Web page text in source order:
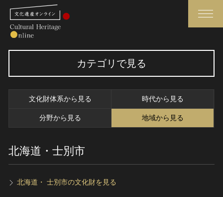
さらに詳細検索
トップ
作品一覧
カテゴリで見る
博物館、美術館の皆さまへ
カテゴリで見る
文化財体系から見る 時代から見る
分野から見る 地域から見る
北海道・士別市
北海道・ 士別市の文化財を見る